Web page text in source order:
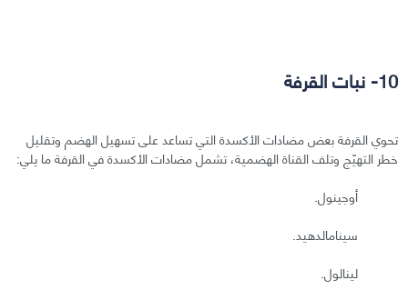
10- نبات القرفة
تحوي القرفة بعض مضادات الأكسدة التي تساعد على تسهيل الهضم وتقليل
خطر التهيّج وتلف القناة الهضمية، تشمل مضادات الأكسدة في القرفة ما يلي:
أوجينول.
سينامالدهيد.
لينالول.